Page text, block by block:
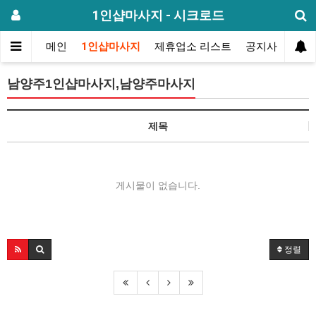
1인샵마사지 - 시크로드
메인 1인샵마사지 제휴업소 리스트 공지사항 방
남양주1인샵마사지,남양주마사지
제목
게시물이 없습니다.
정렬